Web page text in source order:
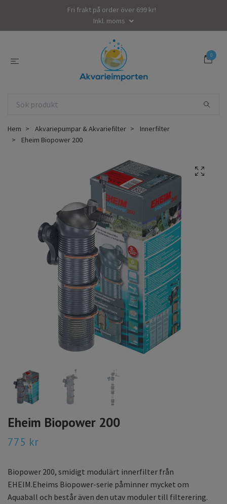
Fri frakt på order över 699 kr!
Inkl. moms
0
Hem Akvariepumpar & Akvariefilter
Innerfilter
Eheim Biopower 200
Eheim Biopower 200
775 kr
Biopower 200, smidigt modulärt innerfilter från
EHEIM.Eheims Biopower-serie påminner mycket om
Aquaball och består även den utav moduler till filterering.